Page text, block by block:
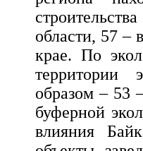
области, 57 –
крае. По
территории
образом – 53
буферной
влияния